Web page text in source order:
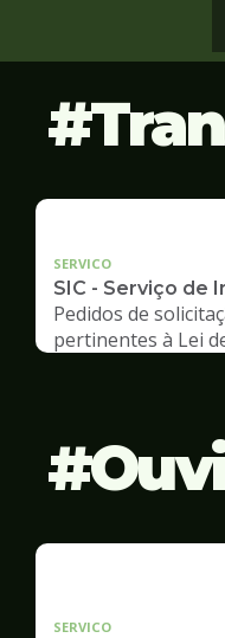
SERVICO
SIC - Serviço de
Pedidos de
pertinentes à Lei
SERVICO